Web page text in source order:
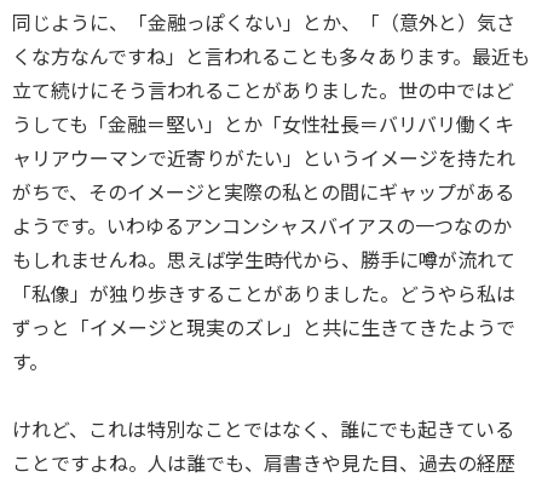
同じように、「金融っぽくない」とか、「（意外と）気さ
くな方なんですね」と言われることも多々あります。最近も
立て続けにそう言われることがありました。世の中ではど
うしても「金融＝堅い」とか「女性社長＝バリバリ働くキ
ャリアウーマンで近寄りがたい」というイメージを持たれ
がちで、そのイメージと実際の私との間にギャップがある
ようです。いわゆるアンコンシャスバイアスの一つなのか
もしれませんね。思えば学生時代から、勝手に噂が流れて
「私像」が独り歩きすることがありました。どうやら私は
ずっと「イメージと現実のズレ」と共に生きてきたようで
す。
けれど、これは特別なことではなく、誰にでも起きている
ことですよね。人は誰でも、肩書きや見た目、過去の経歴